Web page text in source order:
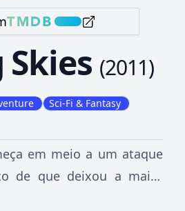
(2011)
Sci-Fi & Fantasy
em meio a um ataque
de que deixou a maior
completamente